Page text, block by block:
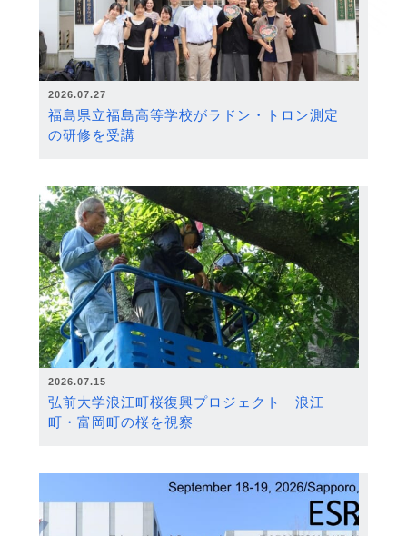
2026.07.27
福島県立福島高等学校がラドン・トロン測定
の研修を受講
2026.07.15
弘前大学浪江町桜復興プロジェクト 浪江
町・富岡町の桜を視察